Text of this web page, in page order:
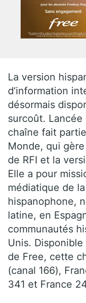
La version
d’information
désormais
surcoût.
chaîne fait
Monde, qui
de RFI et la
Elle a pour
médiatique de
hispanophone,
latine, en
communautés
Unis.
de Free, cette
(canal 166),
341 et France